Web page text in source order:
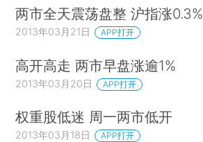
两市全天震荡盘整 沪指涨0.3%
2013年03月21日 APP打开
高开高走 两市早盘涨逾1%
2013年03月20日 APP打开
权重股低迷 周一两市低开
2013年03月18日 APP打开